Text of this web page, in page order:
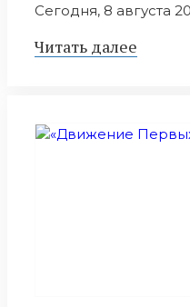
Сегодня, 8 августа
Читать далее